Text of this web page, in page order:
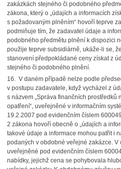
zakázkách stejného či podobného
zákona, který o „údajích a informacích
s požadovaným plněním“ hovoří teprve
podmiňuje tím, že zadavatel údaje a
podobného předmětu plnění k dispozici
použije teprve subsidiárně, ukáže-li se,
stanovení předpokládané ceny získat z
stejného či podobného plnění.
16. V daném případě nelze podle
v postupu zadavatele, když vycházel z
s názvem „Správa finančních prostředků
opatření“, uveřejněné v informačním
19.2.2007 pod evidenčním číslem
2 zákona hovoří obecně o „údajích a
takové údaje a informace mohou patřit i
podaných v obdobné veřejné zakázce.
uveřejněné pod evidenčním číslem
nabídky, jejichž cena se pohybovala